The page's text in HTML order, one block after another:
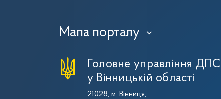
Мапа порталу ›
Головне управління ДПС
у Вінницькій області
21028, м. Вінниця,